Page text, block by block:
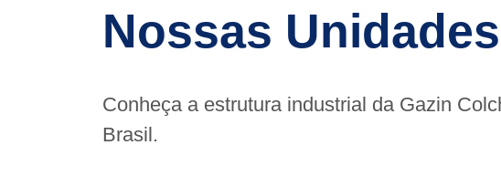
Nossas
Conheça a estrutura industrial da Gazin
Brasil.